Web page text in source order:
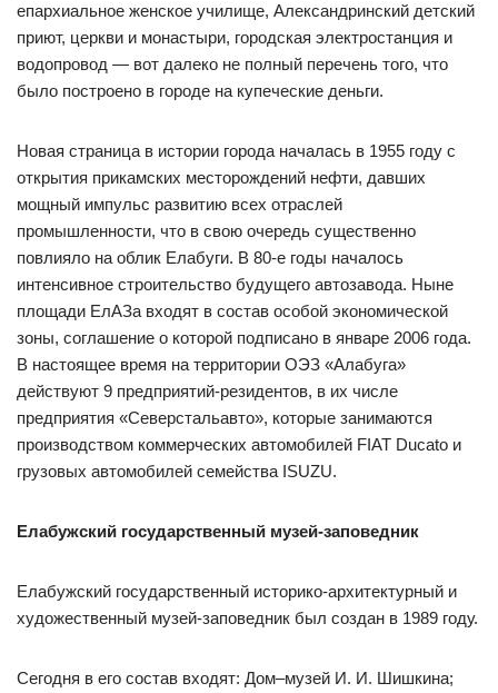
епархиальное женское училище, Александринский детский
приют, церкви и монастыри, городская электростанция и
водопровод — вот далеко не полный перечень того, что
было построено в городе на купеческие деньги.
Новая страница в истории города началась в 1955 году с
открытия прикамских месторождений нефти, давших
мощный импульс развитию всех отраслей
промышленности, что в свою очередь существенно
повлияло на облик Елабуги. В 80-е годы началось
интенсивное строительство будущего автозавода. Ныне
площади ЕлАЗа входят в состав особой экономической
зоны, соглашение о которой подписано в январе 2006 года.
В настоящее время на территории ОЭЗ «Алабуга»
действуют 9 предприятий-резидентов, в их числе
предприятия «Северстальавто», которые занимаются
производством коммерческих автомобилей FIAT Ducato и
грузовых автомобилей семейства ISUZU.
Елабужский государственный музей-заповедник
Елабужский государственный историко-архитектурный и
художественный музей-заповедник был создан в 1989 году.
Сегодня в его состав входят: Дом–музей И. И. Шишкина;